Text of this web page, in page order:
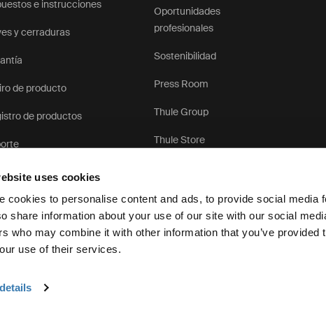
uses cookies
cookies to personalise content and ads, to provide social media
share information about your use of our site with our social
who may combine it with other information that you’ve provided
use of their services.
e instrucciones
y cerraduras
de producto
de productos
Oportunidades
profesionales
Sostenibilidad
Press Room
Thule Group
Thule Store